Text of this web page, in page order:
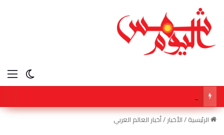
الرئيسية/الأخبار/أخبار العالم العربي